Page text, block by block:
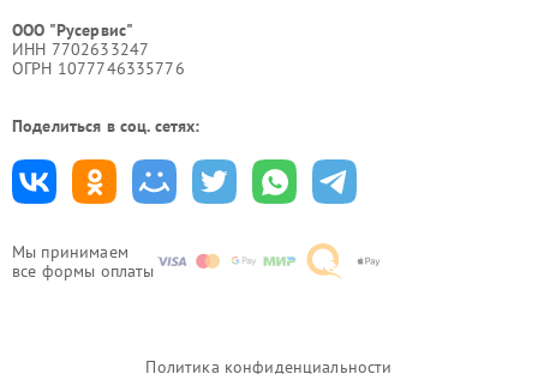
Мы принимаем
все формы оплаты
ООО "Русервис"
ИНН 7702633247
ОГРН 1077746335776
Поделиться в соц. сетях:
Политика конфиденциальности